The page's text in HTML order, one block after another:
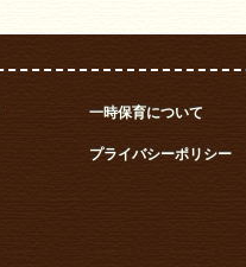
一時保育について
プライバシーポリシー